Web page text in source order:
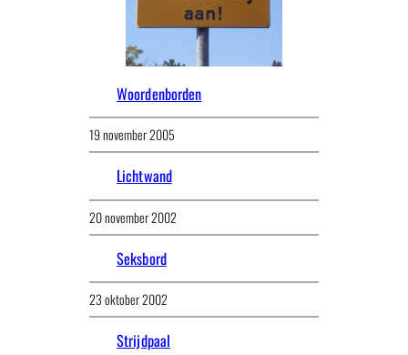
Woordenborden
19 november 2005
Lichtwand
20 november 2002
Seksbord
23 oktober 2002
Strijdpaal